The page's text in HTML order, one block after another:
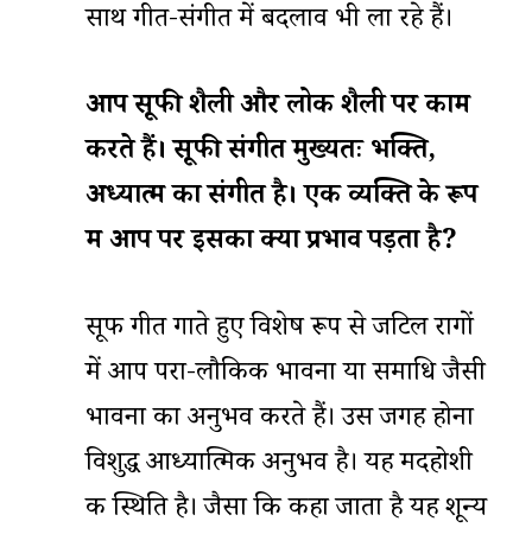
साथ गीत-संगीत में बदलाव भी ला रहे हैं।
आपसूफीशैलीऔरलोकशैलीपरकाम
करतेहैं। सूफीसंगीतमुख्यतः भक्ति,
अध्यात्मकासंगीतहै। एकव्यक्तिकेरूप
मेंआपपरइसकाक्याप्रभावपड़ताहै?
सूफी गीत गाते हुए विशेष रूप से जटिल रागों
में आप परा-लौकिक भावना या समाधि जैसी
भावना का अनुभव करते हैं। उस जगह होना
विशुद्ध आध्यात्मिक अनुभव है। यह मदहोशी
की स्थिति है। जैसा कि कहा जाता है यह शून्य